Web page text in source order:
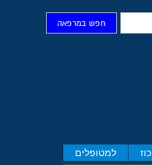
למטופלים
חפש במרפאה